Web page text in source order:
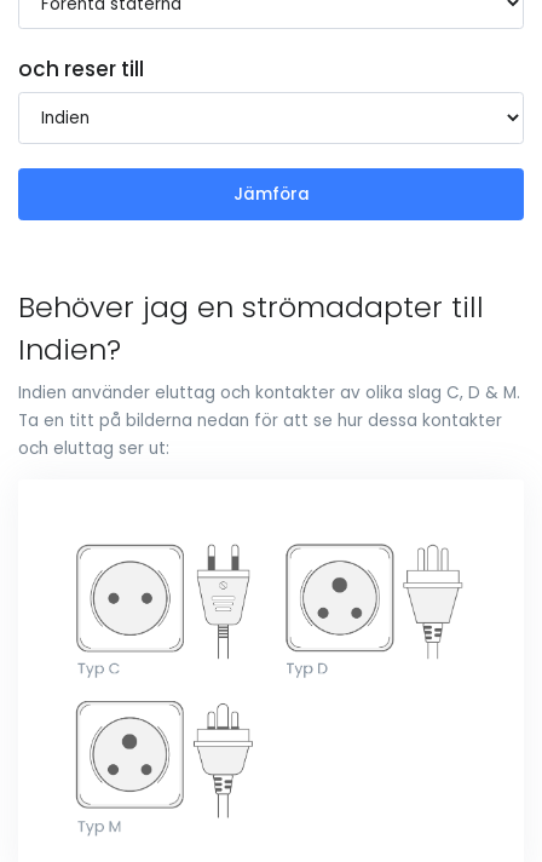
och reser till
Jämföra
Behöver jag en strömadapter till
Indien?
Indien använder eluttag och kontakter av olika slag C, D & M.
Ta en titt på bilderna nedan för att se hur dessa kontakter
och eluttag ser ut: